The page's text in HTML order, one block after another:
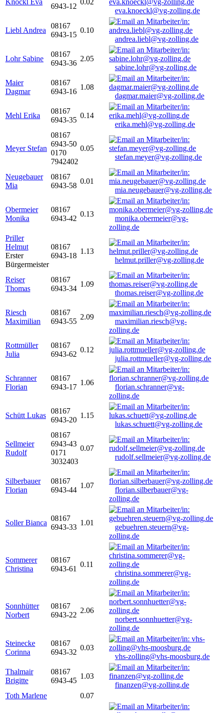
Knöckl Eva
6943-12
0.02
eva.knoeckl@vg-zolling.de
Liebl Andrea
08167
6943-15
0.10
andrea.liebl@vg-zolling.de
Lohr Sabine
08167
6943-36
2.05
sabine.lohr@vg-zolling.de
Maier
Dagmar
08167
6943-16
1.08
dagmar.maier@vg-zolling.de
Mehl Erika
08167
6943-35
0.14
erika.mehl@vg-zolling.de
Meyer Stefan
08167
6943-50
0170
7942402
0.05
stefan.meyer@vg-zolling.de
Neugebauer
Mia
08167
6943-58
0.01
mia.neugebauer@vg-zolling.de
Obermeier
Monika
08167
6943-42
0.13
monika.obermeier@vg-
zolling.de
Priller
Helmut
Erster
Bürgermeister
08167
6943-18
1.13
helmut.priller@vg-zolling.de
Reiser
Thomas
08167
6943-34
1.09
thomas.reiser@vg-zolling.de
Riesch
Maximilian
08167
6943-55
2.09
maximilian.riesch@vg-
zolling.de
Rottmüller
Julia
08167
6943-62
0.12
julia.rottmueller@vg-zolling.de
Schranner
Florian
08167
6943-17
1.06
florian.schranner@vg-
zolling.de
Schütt Lukas
08167
6943-20
1.15
lukas.schuett@vg-zolling.de
Sellmeier
Rudolf
08167
6943-43
0171
3032403
0.07
rudolf.sellmeier@vg-zolling.de
Silberbauer
Florian
08167
6943-44
1.07
florian.silberbauer@vg-
zolling.de
Soller Bianca
08167
6943-33
1.01
gebuehren.steuern@vg-
zolling.de
Sommerer
Christina
08167
6943-61
0.11
christina.sommerer@vg-
zolling.de
Sonnhütter
Norbert
08167
6943-22
2.06
norbert.sonnhuetter@vg-
zolling.de
Steinecke
Corinna
08167
6943-32
0.03
vhs-zolling@vhs-moosburg.de
Thalmair
Brigitte
08167
6943-45
1.03
finanzen@vg-zolling.de
Toth Marlene
0.07